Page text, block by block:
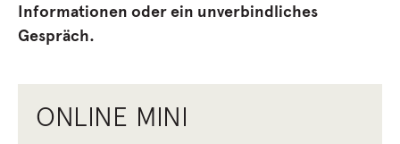
Informationen oder ein unverbindliches
Gespräch.
ONLINE MINI